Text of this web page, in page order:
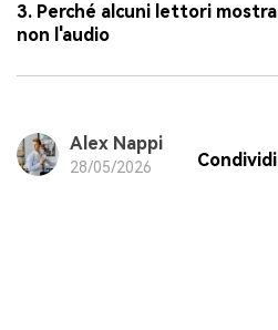
3. Perché alcuni lettori
non l'audio
Alex Nappi
28/05/2026